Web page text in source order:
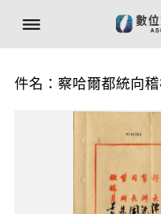
件名：察哈爾都統向